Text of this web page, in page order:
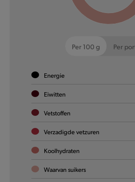
Biscoff®
🇧🇪 🫡 Proef onze Biscoff® Donut.
Per 100 g Per
Energie
Eiwitten
Vetstoffen
Verzadigde vetzuren
Koolhydraten
Waarvan suikers